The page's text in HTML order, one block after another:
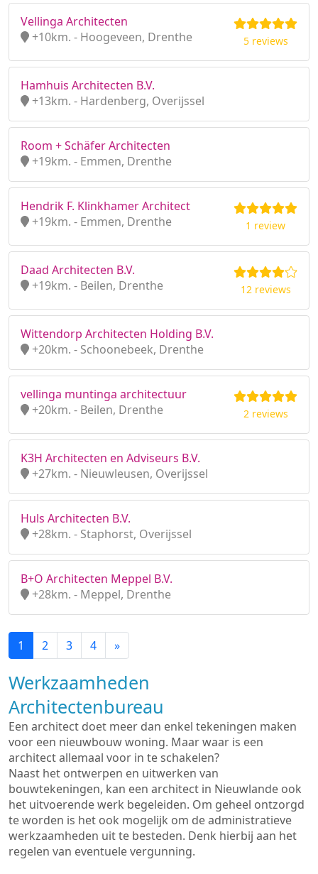
Vellinga Architecten
+10km. - Hoogeveen, Drenthe
5 reviews
Hamhuis Architecten B.V.
+13km. - Hardenberg, Overijssel
Room + Schäfer Architecten
+19km. - Emmen, Drenthe
Hendrik F. Klinkhamer Architect
+19km. - Emmen, Drenthe
1 review
Daad Architecten B.V.
+19km. - Beilen, Drenthe
12 reviews
Wittendorp Architecten Holding B.V.
+20km. - Schoonebeek, Drenthe
vellinga muntinga architectuur
+20km. - Beilen, Drenthe
2 reviews
K3H Architecten en Adviseurs B.V.
+27km. - Nieuwleusen, Overijssel
Huls Architecten B.V.
+28km. - Staphorst, Overijssel
B+O Architecten Meppel B.V.
+28km. - Meppel, Drenthe
1 2 3 4 »
Werkzaamheden
Architectenbureau
Een architect doet meer dan enkel tekeningen maken
voor een nieuwbouw woning. Maar waar is een
architect allemaal voor in te schakelen?
Naast het ontwerpen en uitwerken van
bouwtekeningen, kan een architect in Nieuwlande ook
het uitvoerende werk begeleiden. Om geheel ontzorgd
te worden is het ook mogelijk om de administratieve
werkzaamheden uit te besteden. Denk hierbij aan het
regelen van eventuele vergunning.